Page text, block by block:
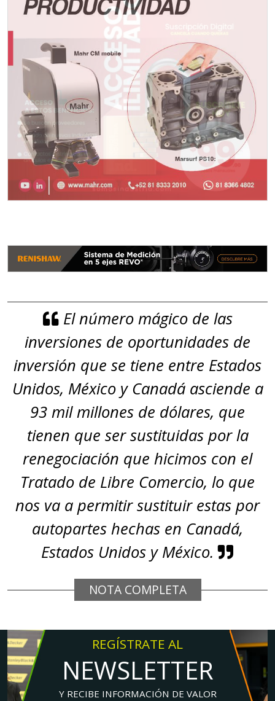
El número mágico de las
inversiones de oportunidades de
inversión que se tiene entre Estados
Unidos, México y Canadá asciende a
93 mil millones de dólares, que
tienen que ser sustituidas por la
renegociación que hicimos con el
Tratado de Libre Comercio, lo que
nos va a permitir sustituir estas por
autopartes hechas en Canadá,
Estados Unidos y México.
NOTA COMPLETA
REGÍSTRATE AL
NEWSLETTER
Y RECIBE INFORMACIÓN DE VALOR